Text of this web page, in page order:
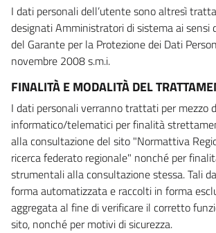
I dati personali dell’utente sono altresì
designati Amministratori di sistema ai sensi
del Garante per la Protezione dei Dati
novembre 2008 s.m.i.
FINALITÀ E MODALITÀ DEL
I dati personali verranno trattati per mezzo
informatico/telematici per finalità
alla consultazione del sito "Normattiva
ricerca federato regionale" nonché per
strumentali alla consultazione stessa. Tali
forma automatizzata e raccolti in forma
aggregata al fine di verificare il corretto
sito, nonché per motivi di sicurezza.